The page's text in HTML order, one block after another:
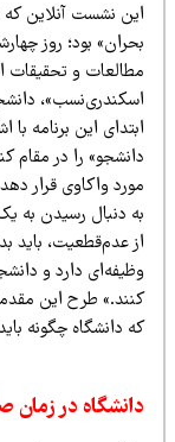
نشست آنلاین که
و تحقیقات
دانشجوی
این برنامه با
را در مقام
واکاوی قرار دهد،
دنبال رسیدن به یک
عدم‌قطعیت، باید
دارد و
طرح این مقدمه،
دانشگاه چگونه باید
در زمان